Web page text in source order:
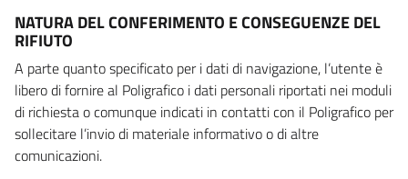
NATURA DEL CONFERIMENTO E CONSEGUENZE DEL
RIFIUTO
A parte quanto specificato per i dati di navigazione, l’utente è
libero di fornire al Poligrafico i dati personali riportati nei moduli
di richiesta o comunque indicati in contatti con il Poligrafico per
sollecitare l’invio di materiale informativo o di altre
comunicazioni.